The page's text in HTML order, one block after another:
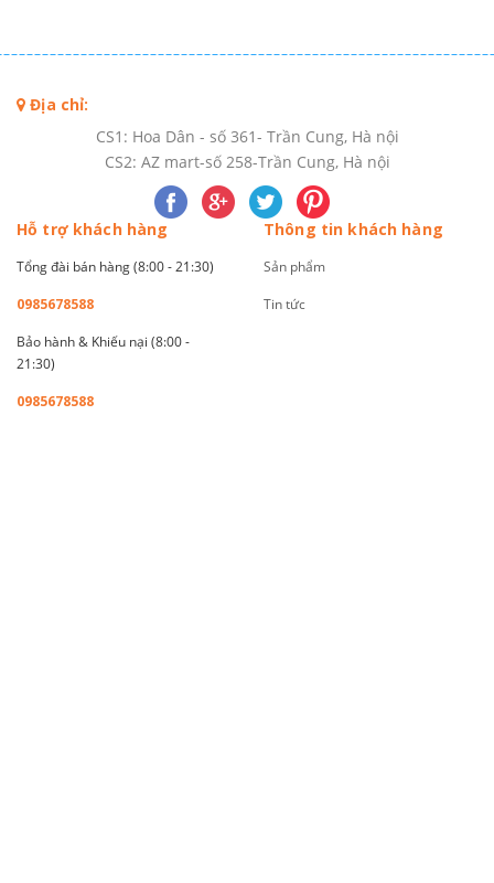
Địa chỉ:
CS1: Hoa Dân - số 361- Trần Cung, Hà nội
CS2: AZ mart-số 258-Trần Cung, Hà nội
Hỗ trợ khách hàng
Tổng đài bán hàng (8:00 - 21:30)
0985678588
Bảo hành & Khiếu nại (8:00 -
21:30)
0985678588
Thông tin khách hàng
Sản phẩm
Tin tức